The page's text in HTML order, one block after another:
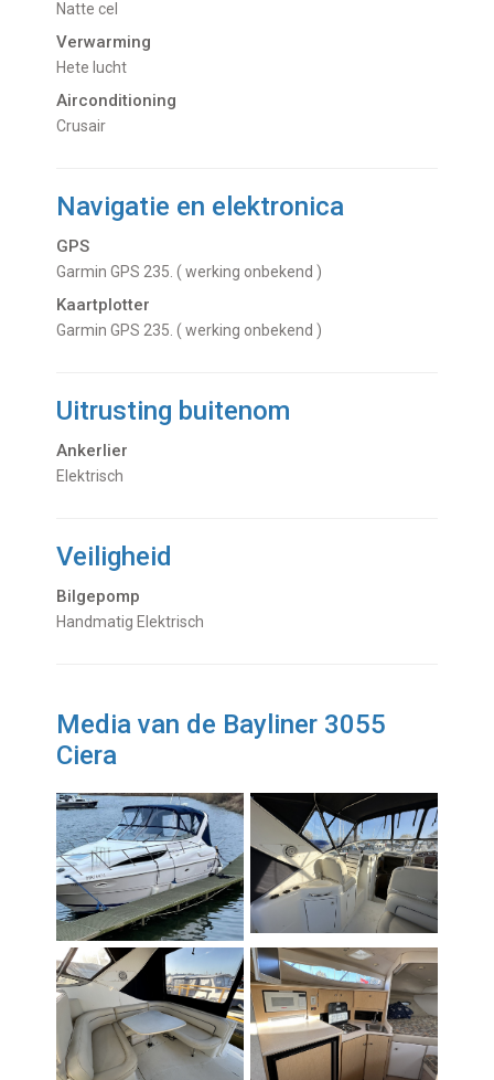
Natte cel
Verwarming
hete lucht
Airconditioning
Crusair
Navigatie en elektronica
GPS
Garmin GPS 235. ( werking onbekend )
Kaartplotter
Garmin GPS 235. ( werking onbekend )
Uitrusting buitenom
Ankerlier
Elektrisch
Veiligheid
Bilgepomp
Handmatig Elektrisch
Media van de Bayliner 3055
Ciera